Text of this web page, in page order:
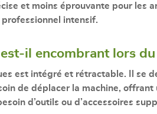
et moins éprouvante pour les
intensif.
il encombrant lors
est intégré et rétractable. Il se
de déplacer la machine, offrant
d’outils ou d’accessoires